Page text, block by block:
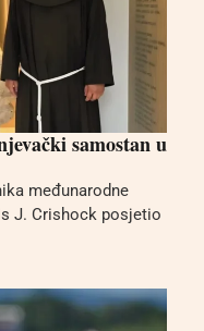
samostan u
međunarodne
J. Crishock posjetio